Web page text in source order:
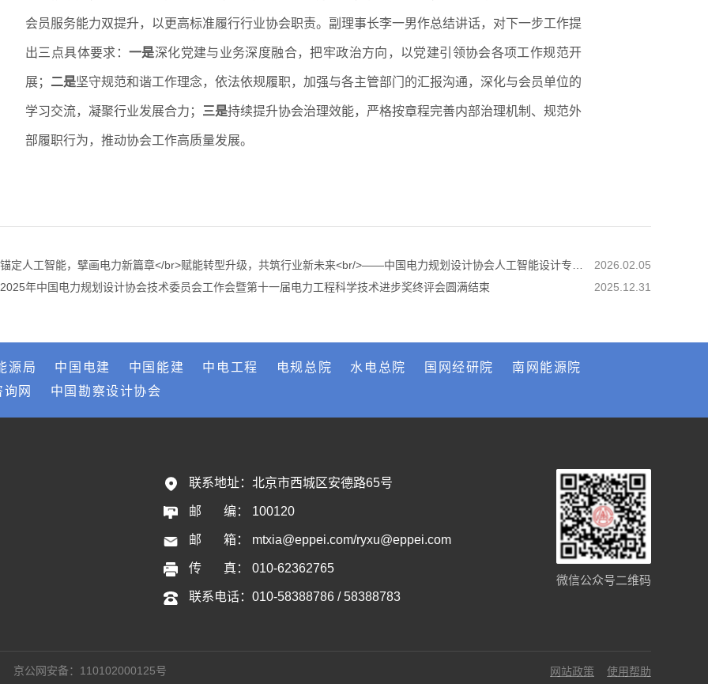
会员服务能力双提升，以更高标准履行行业协会职责。副理事长李一男作总结讲话，对下一步工作提
出三点具体要求：一是深化党建与业务深度融合，把牢政治方向，以党建引领协会各项工作规范开
展； 二是坚守规范和谐工作理念，依法依规履职， 加强与各主管部门的汇报沟通，深化与会员单位的
学习交流，凝聚行业发展合力； 三是持续提升协会治理效能，严格按章程完善内部治理机制、规范外
部履职行为，推动协会工作高质量发展。
2026.02.05
2025.12.31
年中国电力规划设计协会技术委员会工作会暨第十一届电力工程科学技术进步奖终评会圆满结束
源局 中国电建 中国能建 中电工程 电规总院 水电总院 国网经研院
南网能源院
网
中国勘察设计协会
联系地址： 北京市西城区安德路65号
邮       编： 100120
邮       箱： mtxia@eppei.com/ryxu@eppei.com
传       真： 010-62362765
联系电话： 010-58388786 / 58388783
微信公众号二维码
网站政策 使用帮助
京公网安备：110102000125号